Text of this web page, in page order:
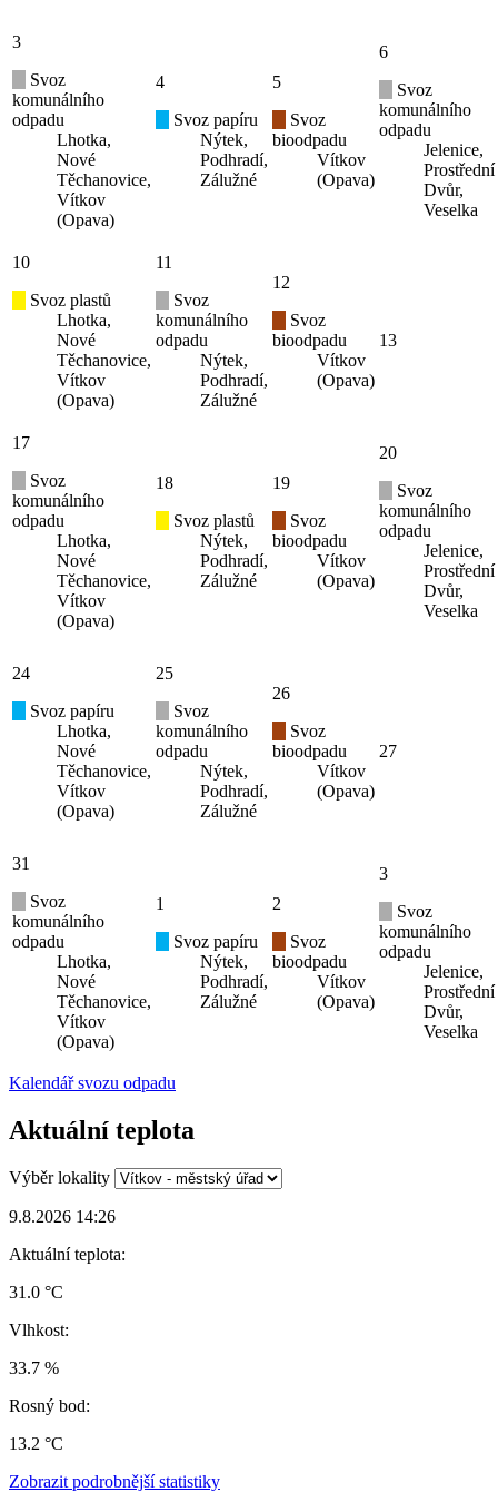
3
Svoz
komunálního
odpadu
Lhotka,
Nové
Těchanovice,
Vítkov
(Opava)
4
Svoz papíru
Nýtek,
Podhradí,
Zálužné
5
Svoz
bioodpadu
Vítkov
(Opava)
6
Svoz
komunálního
odpadu
Jelenice,
Prostřední
Dvůr,
Veselka
10
Svoz plastů
Lhotka,
Nové
Těchanovice,
Vítkov
(Opava)
11
Svoz
komunálního
odpadu
Nýtek,
Podhradí,
Zálužné
12
Svoz
bioodpadu
Vítkov
(Opava)
13
17
Svoz
komunálního
odpadu
Lhotka,
Nové
Těchanovice,
Vítkov
(Opava)
18
Svoz plastů
Nýtek,
Podhradí,
Zálužné
19
Svoz
bioodpadu
Vítkov
(Opava)
20
Svoz
komunálního
odpadu
Jelenice,
Prostřední
Dvůr,
Veselka
24
Svoz papíru
Lhotka,
Nové
Těchanovice,
Vítkov
(Opava)
25
Svoz
komunálního
odpadu
Nýtek,
Podhradí,
Zálužné
26
Svoz
bioodpadu
Vítkov
(Opava)
27
31
Svoz
komunálního
odpadu
Lhotka,
Nové
Těchanovice,
Vítkov
(Opava)
1
Svoz papíru
Nýtek,
Podhradí,
Zálužné
2
Svoz
bioodpadu
Vítkov
(Opava)
3
Svoz
komunálního
odpadu
Jelenice,
Prostřední
Dvůr,
Veselka
Kalendář svozu odpadu
Aktuální teplota
Výběr lokality
9.8.2026 14:26
Aktuální teplota:
31.0 °C
Vlhkost:
33.7 %
Rosný bod:
13.2 °C
Zobrazit podrobnější statistiky